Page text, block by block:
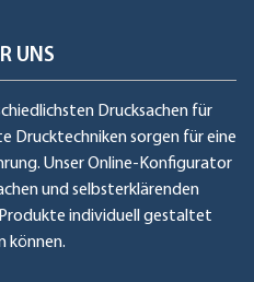
UNS
Drucksachen für
Drucktechniken sorgen für eine
Unser Online-Konfigurator
und selbsterklärenden
individuell gestaltet
können.